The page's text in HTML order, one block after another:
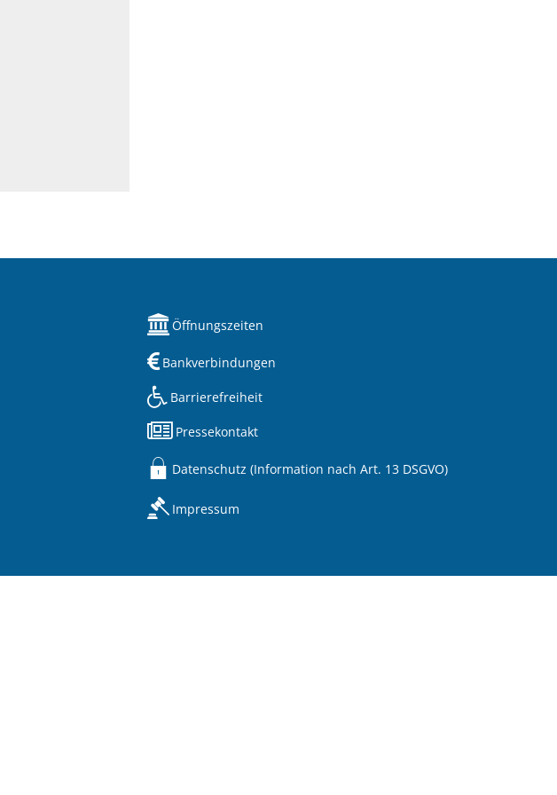
Öffnungszeiten
Bankverbindungen
Barrierefreiheit
Pressekontakt
Datenschutz (Information nach Art. 13 DSGVO)
Impressum